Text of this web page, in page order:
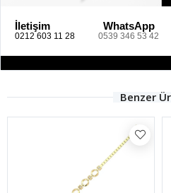
İletişim
0212 603 11 28
WhatsApp
0539 346 53 42
Benzer